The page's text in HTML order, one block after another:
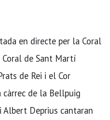
en directe per la Coral
Coral de Sant Martí
de Rei i el Cor
de la Bellpuig
Albert Deprius cantaran